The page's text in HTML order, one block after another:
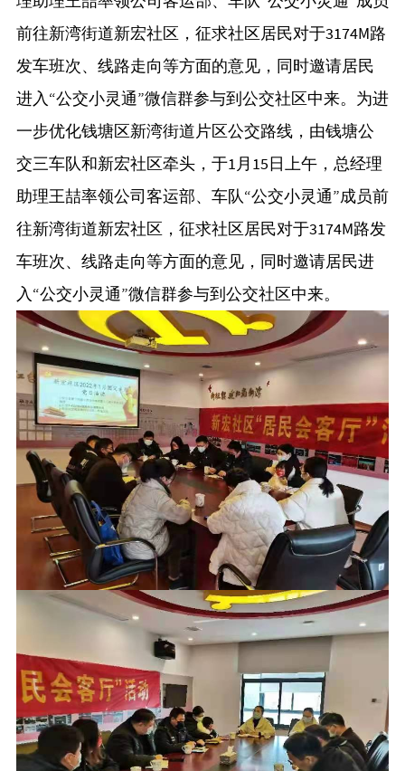
前往新湾街道新宏社区，征求社区居民对于3174M路
发车班次、线路走向等方面的意见，同时邀请居民
进入“公交小灵通”微信群参与到公交社区中来。为进
一步优化钱塘区新湾街道片区公交路线，由钱塘公
交三车队和新宏社区牵头，于1月15日上午，总经理
助理王喆率领公司客运部、车队“公交小灵通”成员前
往新湾街道新宏社区，征求社区居民对于3174M路发
车班次、线路走向等方面的意见，同时邀请居民进
入“公交小灵通”微信群参与到公交社区中来。